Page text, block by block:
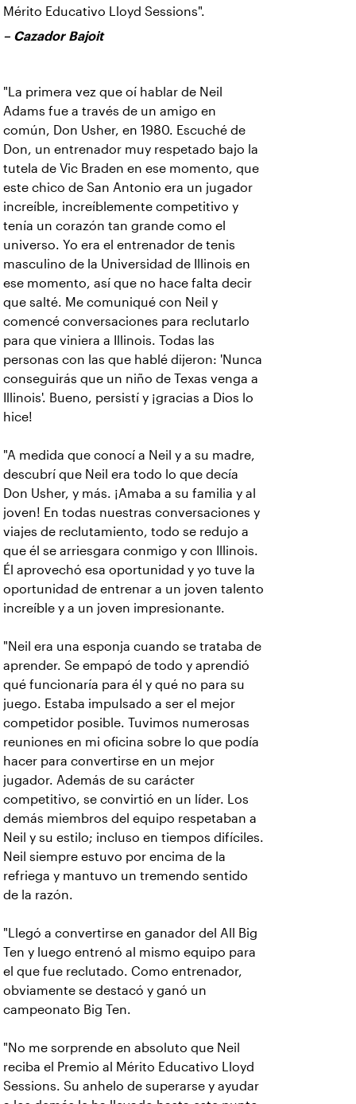
Mérito Educativo Lloyd Sessions".
– Cazador Bajoit
"La primera vez que oí hablar de Neil
Adams fue a través de un amigo en
común, Don Usher, en 1980. Escuché de
Don, un entrenador muy respetado bajo la
tutela de Vic Braden en ese momento, que
este chico de San Antonio era un jugador
increíble, increíblemente competitivo y
tenía un corazón tan grande como el
universo. Yo era el entrenador de tenis
masculino de la Universidad de Illinois en
ese momento, así que no hace falta decir
que salté. Me comuniqué con Neil y
comencé conversaciones para reclutarlo
para que viniera a Illinois. Todas las
personas con las que hablé dijeron: 'Nunca
conseguirás que un niño de Texas venga a
Illinois'. Bueno, persistí y ¡gracias a Dios lo
hice!
"A medida que conocí a Neil y a su madre,
descubrí que Neil era todo lo que decía
Don Usher, y más. ¡Amaba a su familia y al
joven! En todas nuestras conversaciones y
viajes de reclutamiento, todo se redujo a
que él se arriesgara conmigo y con Illinois.
Él aprovechó esa oportunidad y yo tuve la
oportunidad de entrenar a un joven talento
increíble y a un joven impresionante.
"Neil era una esponja cuando se trataba de
aprender. Se empapó de todo y aprendió
qué funcionaría para él y qué no para su
juego. Estaba impulsado a ser el mejor
competidor posible. Tuvimos numerosas
reuniones en mi oficina sobre lo que podía
hacer para convertirse en un mejor
jugador. Además de su carácter
competitivo, se convirtió en un líder. Los
demás miembros del equipo respetaban a
Neil y su estilo; incluso en tiempos difíciles.
Neil siempre estuvo por encima de la
refriega y mantuvo un tremendo sentido
de la razón.
"Llegó a convertirse en ganador del All Big
Ten y luego entrenó al mismo equipo para
el que fue reclutado. Como entrenador,
obviamente se destacó y ganó un
campeonato Big Ten.
"No me sorprende en absoluto que Neil
reciba el Premio al Mérito Educativo Lloyd
Sessions. Su anhelo de superarse y ayudar